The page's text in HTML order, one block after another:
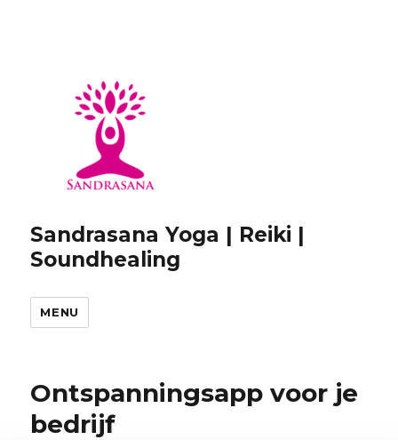
Sandrasana Yoga | Reiki |
Soundhealing
MENU
Ontspanningsapp voor je
bedrijf